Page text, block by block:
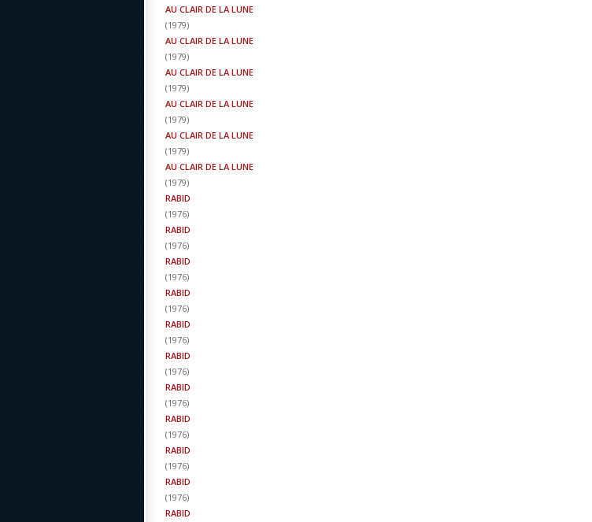
AU CLAIR DE LA LUNE
(1979)
AU CLAIR DE LA LUNE
(1979)
AU CLAIR DE LA LUNE
(1979)
AU CLAIR DE LA LUNE
(1979)
AU CLAIR DE LA LUNE
(1979)
AU CLAIR DE LA LUNE
(1979)
RABID
(1976)
RABID
(1976)
RABID
(1976)
RABID
(1976)
RABID
(1976)
RABID
(1976)
RABID
(1976)
RABID
(1976)
RABID
(1976)
RABID
(1976)
RABID